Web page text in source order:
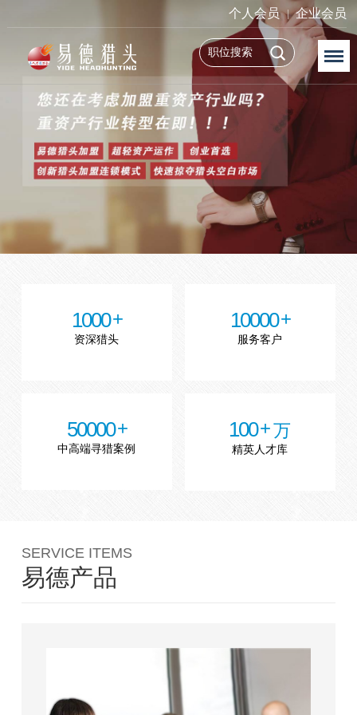
个人会员 企业会员
1000
资深猎头
10000
服务客户
50000
中高端寻猎案例
100 万
精英人才库
SERVICE ITEMS
易德产品